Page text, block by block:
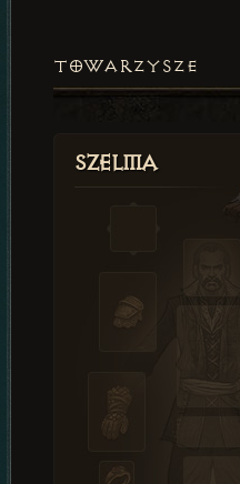
TOWARZYSZE
Szelma